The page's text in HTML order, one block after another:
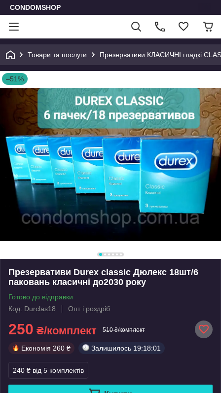
CONDOMSHOP
Товари та послуги Презервативи КЛАСИЧНІ гладкі
–51%
Презервативи Durex classic Дюлекс 18шт/6
паковань класичні до2030 року
Готово до відправки
Код: Durclas18
Опт і роздріб
250 ₴/комплект 510 ₴/комплект
Економія 260 ₴ Залишилось 19:18:01
240 ₴ від 5 комплектів